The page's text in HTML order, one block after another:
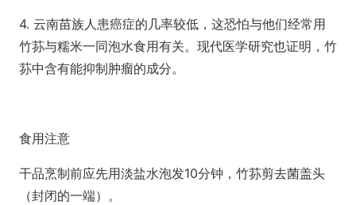
4. 云南苗族人患癌症的几率较低，这恐怕与他们经常用
竹荪与糯米一同泡水食用有关。现代医学研究也证明，竹
荪中含有能抑制肿瘤的成分。
食用注意
干品烹制前应先用淡盐水泡发10分钟，竹荪剪去菌盖头
（封闭的一端）。